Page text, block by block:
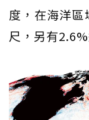
度，在海洋
尺，另有